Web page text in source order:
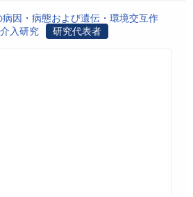
因・病態および遺伝・環境交互作
入研究
研究代表者